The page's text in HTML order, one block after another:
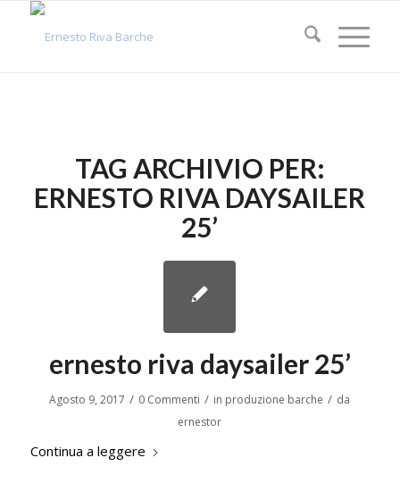
TAG ARCHIVIO PER:
ERNESTO RIVA DAYSAILER
25’
ernesto riva daysailer 25’
Agosto 9, 2017 / 0 Commenti / in produzione barche / da
ernestor
Continua a leggere